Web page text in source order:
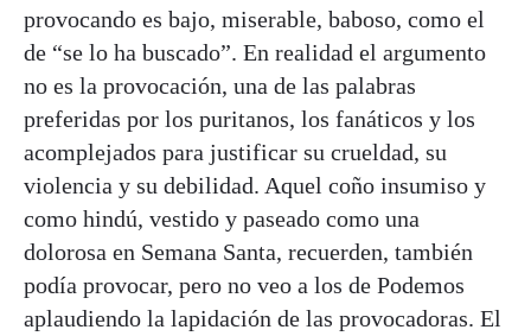
provocando es bajo, miserable, baboso, como el
de “se lo ha buscado”. En realidad el argumento
no es la provocación, una de las palabras
preferidas por los puritanos, los fanáticos y los
acomplejados para justificar su crueldad, su
violencia y su debilidad. Aquel coño insumiso y
como hindú, vestido y paseado como una
dolorosa en Semana Santa, recuerden, también
podía provocar, pero no veo a los de Podemos
aplaudiendo la lapidación de las provocadoras. El